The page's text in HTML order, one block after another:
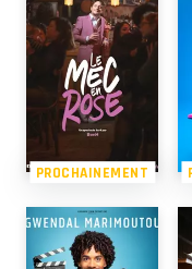
PROCHAINEMENT